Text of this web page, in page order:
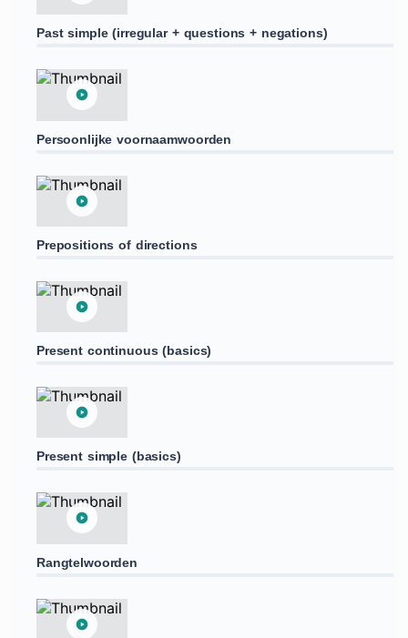
Past simple (irregular + questions + negations)
Persoonlijke voornaamwoorden
Prepositions of directions
Present continuous (basics)
Present simple (basics)
Rangtelwoorden